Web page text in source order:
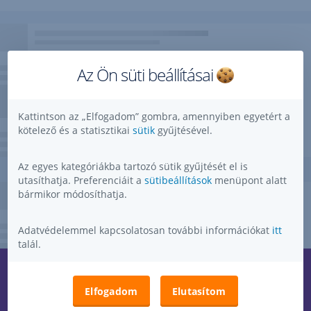
Kérdése, ötlete, kérése, észrevétele van?
Megnyitás
Az Ön süti beállításai
Kattintson az „Elfogadom” gombra, amennyiben egyetért a
kötelező és a statisztikai sütik gyűjtésével.
Az egyes kategóriákba tartozó sütik gyűjtését el is
utasíthatja. Preferenciáit a sütibeállítások menüpont alatt
bármikor módosíthatja.
Adatvédelemmel kapcsolatosan további információkat itt
talál.
Elfogadom Elutasítom